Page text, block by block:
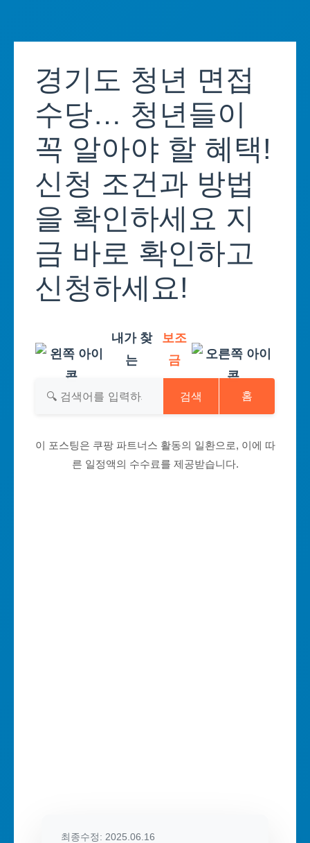
content경기도 청년 면접
수당… 청년들이
꼭 알아야 할 혜택!
신청 조건과 방법
을 확인하세요 지
금 바로 확인하고
신청하세요!
내가 찾
는
보조
금
검색 홈
이 포스팅은 쿠팡 파트너스 활동의 일환으로, 이에 따
른 일정액의 수수료를 제공받습니다.
최종수정: 2025.06.16